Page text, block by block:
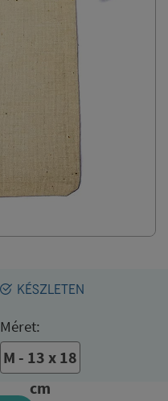
KÉSZLETEN
Méret:
M - 13 x 18
cm